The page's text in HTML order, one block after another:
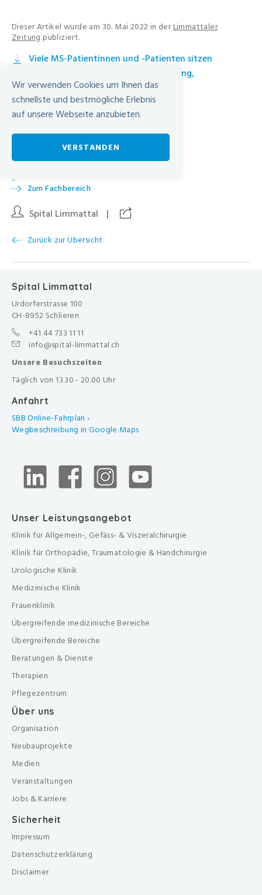
Dieser Artikel wurde am 30. Mai 2022 in derLimmattaler
Zeitung publiziert.
Viele MS-Patientinnen und -Patienten sitzen
nicht im Rollstuhl, Limmattaler Zeitung,
30.05.2022
Sekretariat Neurologie
Urdorferstrasse 100
8952 Schlieren
+41 44 733 25 51
Zum Fachbereich
Spital Limmattal |
Zurück zur Übersicht
Spital Limmattal
Urdorferstrasse 100
CH-8952 Schlieren
+41 44 733 11 11
info@spital-limmattal.ch
Unsere Besuchszeiten
Täglich von 13.30 - 20.00 Uhr
Anfahrt
SBB Online-Fahrplan ›
Wegbeschreibung in Google Maps
Unser Leistungsangebot
Klinik für Allgemein-, Gefäss- & Viszeralchirurgie
Klinik für Orthopädie, Traumatologie & Handchirurgie
Urologische Klinik
Medizinische Klinik
Frauenklinik
Übergreifende medizinische Bereiche
Übergreifende Bereiche
Beratungen & Dienste
Therapien
Pflegezentrum
Über uns
Organisation
Neubauprojekte
Medien
Veranstaltungen
Jobs & Karriere
Sicherheit
Impressum
Datenschutzerklärung
Disclaimer
Wir verwenden Cookies um Ihnen das
schnellste und bestmögliche Erlebnis
auf unsere Webseite anzubieten.
VERSTANDEN
-